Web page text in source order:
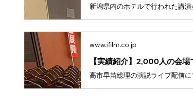
www.ifilm.co.jp